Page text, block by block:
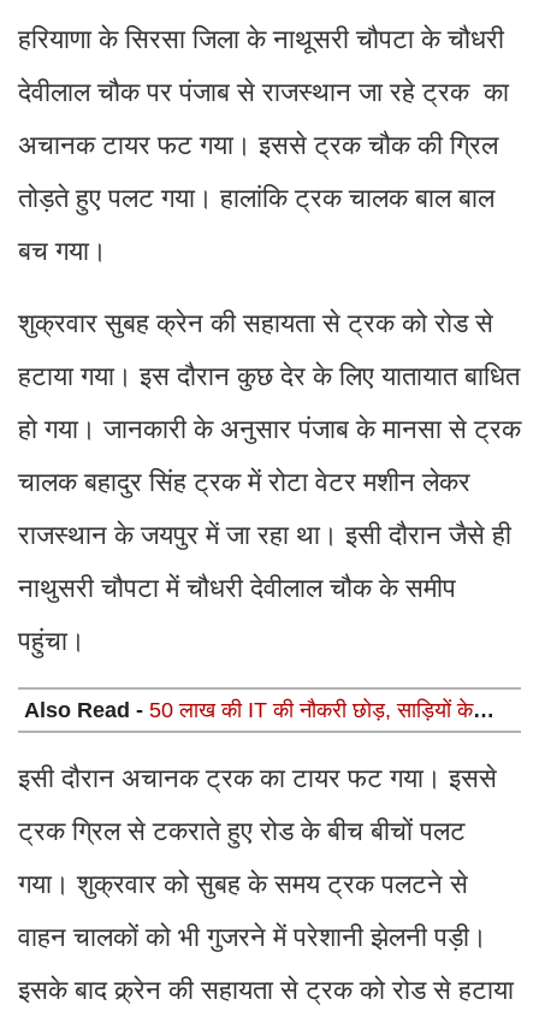
हरियाणा के सिरसा जिला के नाथूसरी चौपटा के चौधरी
देवीलाल चौक पर पंजाब से राजस्थान जा रहे ट्रक का
अचानक टायर फट गया। इससे ट्रक चौक की ग्रिल
तोड़ते हुए पलट गया। हालांकि ट्रक चालक बाल बाल
बच गया।
शुक्रवार सुबह क्रेन की सहायता से ट्रक को रोड से
हटाया गया। इस दौरान कुछ देर के लिए यातायात बाधित
हो गया। जानकारी के अनुसार पंजाब के मानसा से ट्रक
चालक बहादुर सिंह ट्रक में रोटा वेटर मशीन लेकर
राजस्थान के जयपुर में जा रहा था। इसी दौरान जैसे ही
नाथुसरी चौपटा में चौधरी देवीलाल चौक के समीप
पहुंचा।
Also Read - 50 लाख की IT की नौकरी छोड़, साड़ियों के
कारोबारो को 2.5 लाख से 25 लाख तक पहुंचाने वाली सोनल गुप्ता
की सक्सेस स्टोरी
इसी दौरान अचानक ट्रक का टायर फट गया। इससे
ट्रक ग्रिल से टकराते हुए रोड के बीच बीचों पलट
गया। शुक्रवार को सुबह के समय ट्रक पलटने से
वाहन चालकों को भी गुजरने में परेशानी झेलनी पड़ी।
इसके बाद क्र्रेन की सहायता से ट्रक को रोड से हटाया